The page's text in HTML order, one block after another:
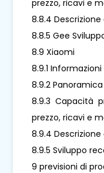
prezzo, ricavi e
8.8.4
8.8.5 Gee
8.9 Xiaomi
8.9.1
8.9.2
8.9.3 Capacità
prezzo, ricavi e
8.9.4
8.9.5 Sviluppo
9 previsioni di